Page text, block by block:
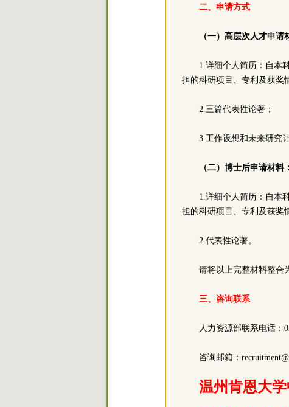
二、申请方式
（一）高层次人才申请
1.详细个人简历：自本
担的科研项目、专利及获奖
2.三篇代表性论著；
3.工作设想和未来研究
（二）博士后申请材料
1.详细个人简历：自本
担的科研项目、专利及获奖
2.代表性论著。
请将以上完整材料整合
三、咨询联系
人力资源部联系电话：
咨询邮箱：
温州肯恩大